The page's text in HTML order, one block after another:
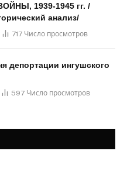
1939-1945 гг. /
анализ/
717 Число просмотров
депортации ингушского
597 Число просмотров